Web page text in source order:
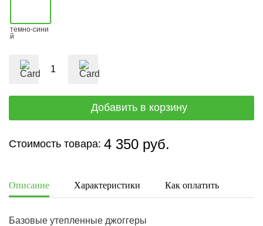
темно-сини
й
Стоимость товара: 4 350 руб.
Описание Характеристики Как оплатить
Базовые утепленные джоггеры